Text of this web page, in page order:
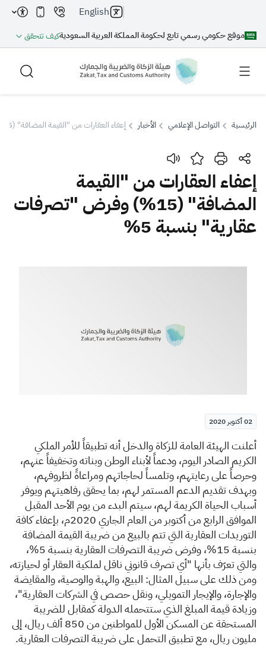
موقع حكومي رسمي تابع لحكومة المملكة العربية السعوديةكيف تتحقق
English
بحث
بحث بحث AI
اقتراحات
الزكاة الجمارك
ضريبة القيمة المضافة
الرئيسية التواصل الإعلامي الأخبار إعفاء العقارات من "القيمة المضافة" (15%) وفرض "تصرفات عقارية" بنسبة 5%
إعفاء العقارات من "القيمة
المضافة" (15%) وفرض "تصرفات
عقارية" بنسبة 5%
02 أكتوبر 2020
​أعلنت الهيئة العامة للزكاة والدخل أنه تطبيقاً للأمر الملكي
الكريم الصادر اليوم، ودعماً لأبناء الوطن وبناته وتخفيفاً عنهم،
وحرصاً على رعايتهم، وتلمساً لحاجاتهم ومراعاةً لظروفهم،
وبهدف تقديم الدعم المستمر لهم، بما يحقق رفاهيتهم ويوفر
أسباب الحياة الكريمة لهم، سيتم البدء من يوم الأحد المقبل
الموافق الرابع من أكتوبر من العام الجاري 2020م، بإعفاء كافة
التوريدات العقارية التي تتم بالبيع من ضريبة القيمة المضافة
بنسبة 15%، وفرض ضريبة التصرفات العقارية بنسبة 5%،
والتي تعرّف بأنها "أي تصرف قانوني ناقل لملكية العقار أو لحيازته،
ومن ذلك على سبيل المثال: البيع، والهبة والوصية، والمقايضة
والإجارة، والإيجار التمويلي، ونقل حصص في الشركات العقارية"،
وزيادة قيمة المبلغ الذي ستتحمله الدولة كمقابل للضريبة
المستحقة عن المسكن الأول للمواطنين من 850 ألف ريال، إلى
مليون ريال، مع تطبيق التحمل على ضريبة التصرفات العقارية.